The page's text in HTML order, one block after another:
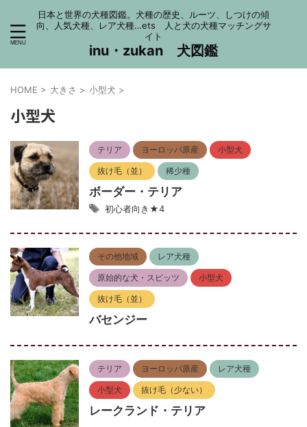
日本と世界の犬種図鑑。犬種の歴史、ルーツ、しつけの傾
向、人気犬種、レア犬種…ets 人と犬の犬種マッチングサ
イト
inu・zukan 犬図鑑
HOME > 大きさ > 小型犬 >
小型犬
テリア ヨーロッパ原産 小型犬
抜け毛（並） 稀少種
ボーダー・テリア
初心者向き★4
その他地域 レア犬種
原始的な犬・スピッツ 小型犬
抜け毛（並）
バセンジー
テリア ヨーロッパ原産 レア犬種
小型犬 抜け毛（少ない）
レークランド・テリア